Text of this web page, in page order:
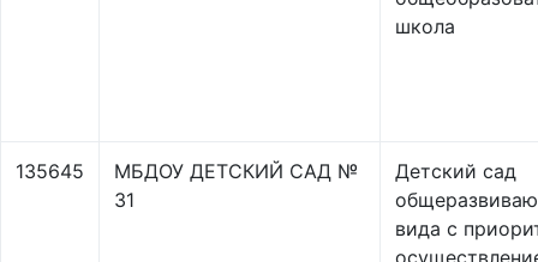
школа
135645
МБДОУ ДЕТСКИЙ САД №
31
Детский сад
вида с